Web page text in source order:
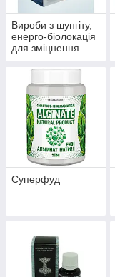
Вироби з шунгіту,
енерго-біолокація
для зміцнення
профілактики
хвороб
Суперфуд